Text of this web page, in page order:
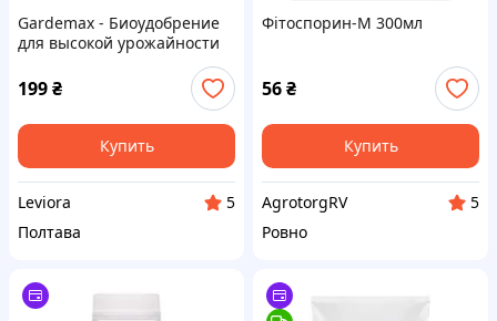
Gardemax - Биоудобрение
для высокой урожайности
199₴
Купить
Leviora
5
Полтава
Фітоспорин-М 300мл
56₴
Купить
AgrotorgRV
5
Ровно